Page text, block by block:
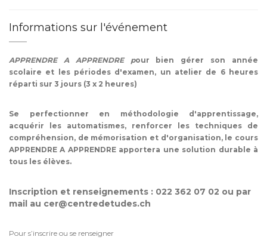
Informations sur l'événement
APPRENDRE A APPRENDRE pour bien gérer son année
scolaire et les périodes d'examen, un atelier de 6 heures
réparti sur 3 jours (3 x 2 heures)
Se perfectionner en méthodologie d'apprentissage,
acquérir les automatismes, renforcer les techniques de
compréhension, de mémorisation et d'organisation, le cours
APPRENDRE A APPRENDRE apportera une solution durable à
tous les élèves.
Inscription et renseignements : 022 362 07 02 ou par
mail au cer@centredetudes.ch
Pour s’inscrire ou se renseigner